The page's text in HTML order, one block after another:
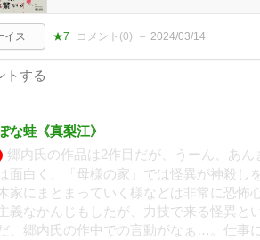
イス ★7 コメント(0) 2024/03/14
な蛙《真梨江》
郷内氏の作品は2作目だが、うーん、あ
面白く、「母様の家」では怪異が神殺し
家にまとまっていく様などは非常に恐怖
義なかんじもしたが、力技で来る怪異
、郷内氏の作中での言動がなぁ…。仕事